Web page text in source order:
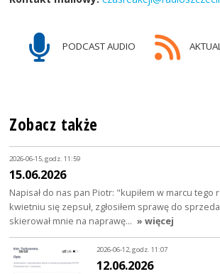
PODCAST AUDIO
Zobacz także
2026-06-15, godz. 11:59
15.06.2026
Napisał do nas pan Piotr: "kupiłem w marcu
kwietniu się zepsuł, zgłosiłem sprawę do
skierował mnie na naprawę… » więcej
2026-06-12, godz. 11:07
12.06.2026